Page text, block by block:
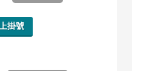
掛號